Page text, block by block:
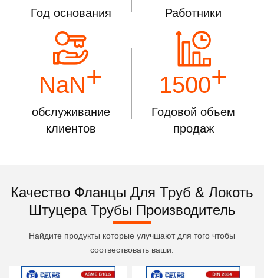
Год основания Работники
NaN+
обслуживание
клиентов
1500+
Годовой объем
продаж
Качество Фланцы Для Труб & Локоть
Штуцера Трубы Производитель
Найдите продукты которые улучшают для того чтобы
соотвествовать ваши.